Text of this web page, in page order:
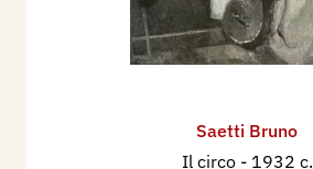
Saetti Bruno
Il circo - 1932 c.